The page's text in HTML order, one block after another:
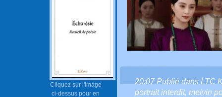
Cliquez sur l'image
ci-dessus pour en
20:07 Publié dans LTC
portrait interdit, melvin